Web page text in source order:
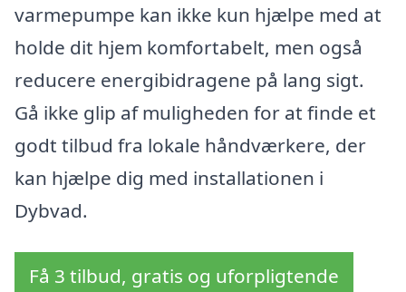
varmepumpe kan ikke kun hjælpe med at
holde dit hjem komfortabelt, men også
reducere energibidragene på lang sigt.
Gå ikke glip af muligheden for at finde et
godt tilbud fra lokale håndværkere, der
kan hjælpe dig med installationen i
Dybvad.
Få 3 tilbud, gratis og uforpligtende